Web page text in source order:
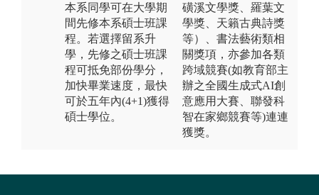
本系同學可在大學期
間先修本系碩士班課
程。若選擇留系升
學，先修之碩士班課
程可抵免部份學分，
加快畢業速度，最快
可於五年內(4+1)獲得
碩士學位。
磺溪文學獎、羅葉文
學獎、天籟古典詩獎
等）、書法藝術類相
關獎項，亦參加各類
跨域競賽(如教育部主
辦之全國生成式AI創
意應用大賽、聯發科
智在家鄉競賽等)連連
獲獎。